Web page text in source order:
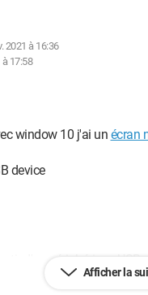
2021 à 16:36
à 17:58
window 10 j'ai un écran
device
d'un périphérique USB
Afficher la